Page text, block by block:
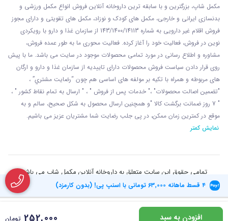
۶۳٬۰۰۰ تومانی با اسنپ پی! (بدون کارمزد)
افزودن به سبد 252,000 تومان
مکمل شاپ، بزرگترین و با سابقه ترین داروخانه آنلاین فروش انواع مکمل ورزشی و
بدنسازی ایرانی و خارجی، مکمل های کودک و نوزاد، مکمل های تقویتی و دارای مجوز
فروش اقلام غیر دارویی به شماره 143/1400/14113 از
سازمان غذا و دارو با رويکردی
نوين در فروش، فعاليت خود را آغاز کرده. فعاليت محوری ما به طور عمده فروش،
مشاوره و اطلاع رسانی در مورد تمامی محصولات موجود در سایت می باشد. ما با پيش
روی قرار دادن سياست فروش محصولات دارای تاييديه از سازمان غذا و دارو و ارگان
های مربوطه و همراه با تکيه بر مولفه های اساسی هم چون “رضايت مشتري” ،
"تضمين اصالت محصولات" ،" خدمات پس از فروش " ، " ارسال به تمام نقاط کشور " ،
" 7 روز ضمانت برگشت کالا "و همچنين ارسال محصول به شکل صحيح، سالم و به
موقع در کمترين زمان ممکن، در پی جلب رضايت شما مشتريان عزیز می باشيم.
نمایش کمتر
تمامی حقوق این سایت متعلق به داروخانه آنلاین مکمل شاپ می باشد